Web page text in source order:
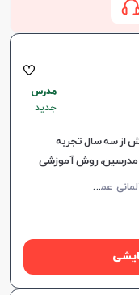
مدرس
جدید
بیش از سه سال تجربه
مدرسین، روش آموزشی
م
کالمه زبان آلمانی، زبان آلمانی عمومی